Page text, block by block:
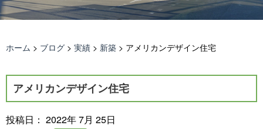
ホーム > ブログ > 実績 > 新築 > アメリカンデザイン住宅
アメリカンデザイン住宅
投稿日： 2022年 7月 25日